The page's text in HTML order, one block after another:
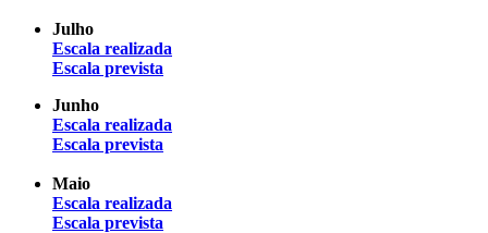
Julho
Escala realizada
Escala prevista
Junho
Escala realizada
Escala prevista
Maio
Escala realizada
Escala prevista